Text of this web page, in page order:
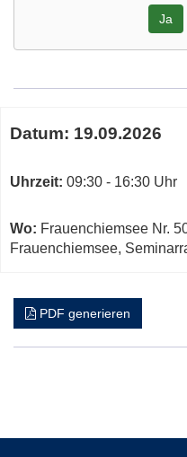
Ja
Maps
von
in
Fenster
öffnen
zum
Kurs
Datum: 19.09.2026
Uhrzeit: 09:30 - 16:30 Uhr
Wo: Frauenchiemsee Nr.
Frauenchiemsee,
PDF generieren